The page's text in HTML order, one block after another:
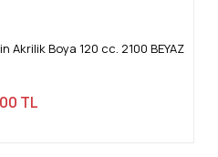
Akrilik Boya 120 cc. 2100 BEYAZ
TL